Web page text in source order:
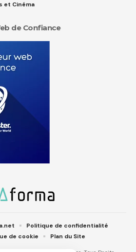
et Cinéma
de Confiance
Politique de confidentialité
de cookie
Plan du Site